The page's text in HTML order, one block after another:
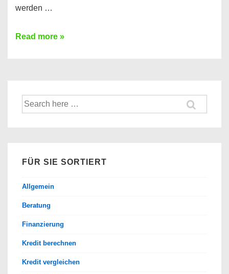
werden …
5
aus
dem
und
Ukraine
verstehen
sollte
Read more »
Suche
nach:
FÜR SIE SORTIERT
Allgemein
Beratung
Finanzierung
Kredit berechnen
Kredit vergleichen